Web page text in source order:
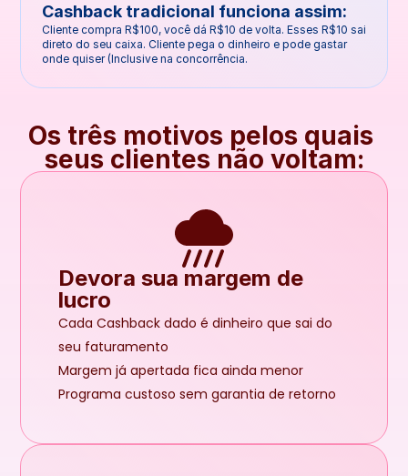
Cashback tradicional funciona assim:
Cliente compra R$100, você dá R$10 de volta. Esses R$10 sai
direto do seu caixa. Cliente pega o dinheiro e pode gastar
onde quiser (Inclusive na concorrência.
Os três motivos pelos quais
seus clientes não voltam:
Devora sua margem de
lucro
Cada Cashback dado é dinheiro que sai do
seu faturamento
Margem já apertada fica ainda menor
Programa custoso sem garantia de retorno